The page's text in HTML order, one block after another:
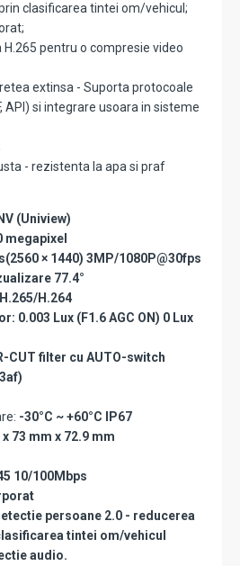
clasificarea tintei om/vehicul;
H.265 pentru o compresie video
extinsa - Suporta protocoale
API) si integrare usoara in sisteme
- rezistenta la apa si praf
(Uniview)
megapixel
× 1440) 3MP/1080P@30fps
77.4°
H.264
0.003 Lux (F1.6 AGC ON) 0 Lux
CUT filter cu AUTO-switch
-30°C ~ +60°C IP67
73 mm x 72.9 mm
10/100Mbps
persoane 2.0 - reducerea
tintei om/vehicul
audio.